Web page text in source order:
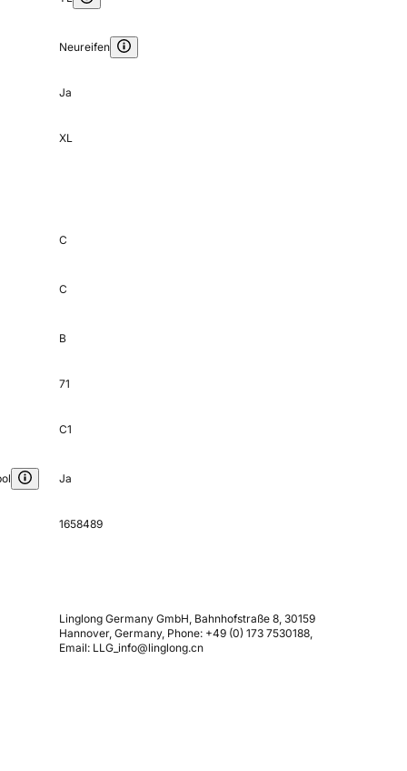
Neureifen
Ja
XL
C
C
B
71
C1
Ja
1658489
Linglong Germany GmbH, Bahnhofstraße 8, 30159
Hannover, Germany, Phone: +49 (0) 173 7530188,
Email: LLG_info@linglong.cn